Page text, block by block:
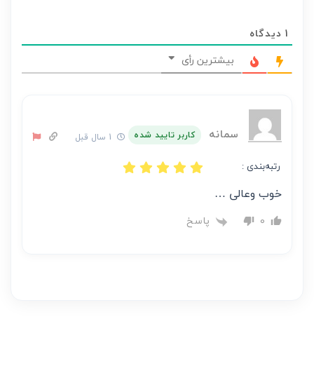
هر
نظر
بر
نویسنده
1 دیدگاه
بیشترین رأی
سمانه کاربر تایید شده
رتبه‌بندی :
خوب وعالی …
0 پاسخ